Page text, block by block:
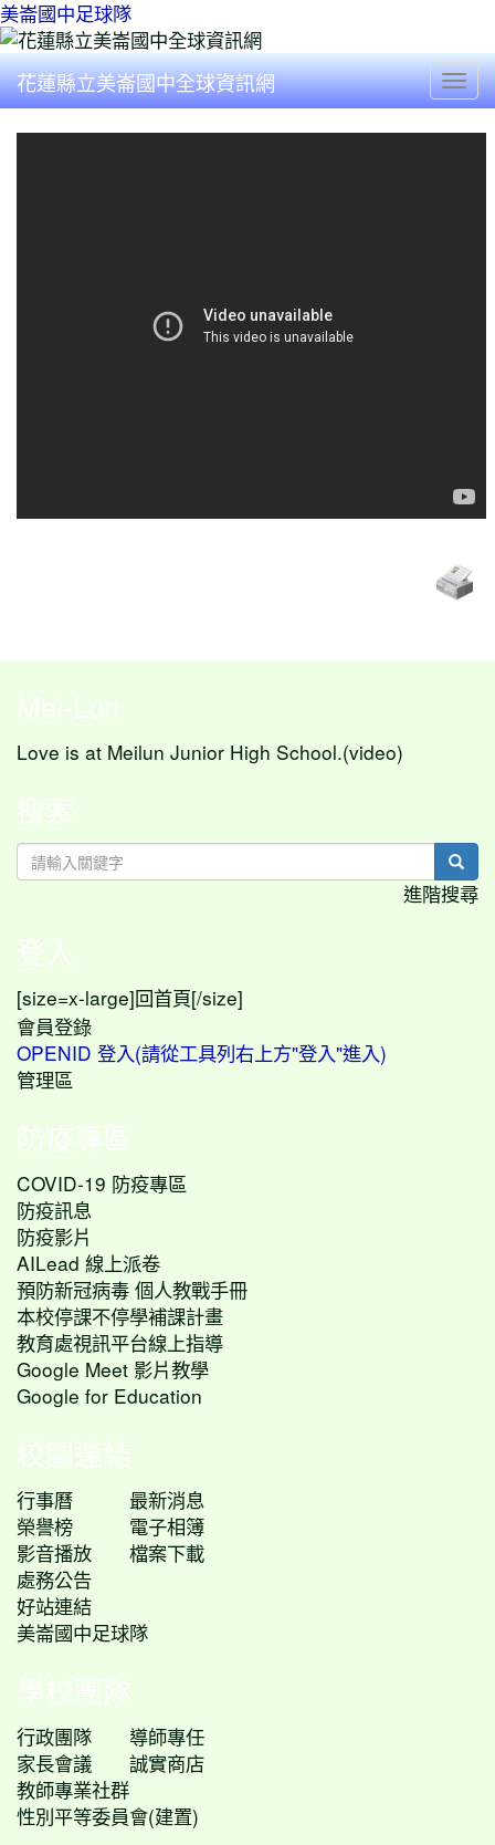
美崙國中足球隊
花蓮縣立美崙國中全球資訊網
Mei-Lun
Love is at Meilun Junior High School.(video)
搜索
進階搜尋
登入
[size=x-large] 回首頁[/size]
會員登錄
OPENID 登入(請從工具列右上方"登入"進入)
管理區
防疫專區
COVID-19 防疫專區
防疫訊息
防疫影片
AILead 線上派卷
預防新冠病毒 個人教戰手冊
本校停課不停學補課計畫
教育處視訊平台線上指導
Google Meet 影片教學
Google for Education
校園連結
行事曆
最新消息
榮譽榜
電子相簿
影音播放
檔案下載
處務公告
好站連結
美崙國中足球隊
學校團隊
行政團隊
導師專任
家長會議
誠實商店
教師專業社群
性別平等委員會(建置)